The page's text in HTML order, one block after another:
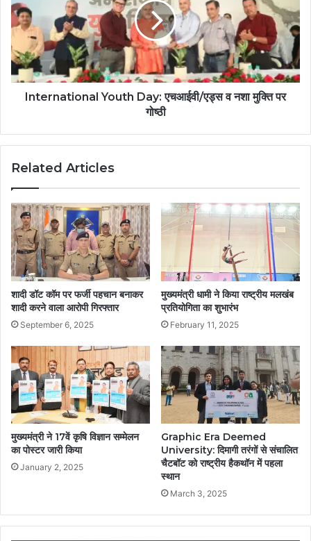
International Youth Day: एचआईवी/एड्स व नशा मुक्ति पर
गोष्ठी
Related Articles
शादी डॉट कॉम पर फर्जी पहचान बनाकर
शादी करने वाला आरोपी गिरफ्तार
September 6, 2025
मुख्यमंत्री धामी ने किया राष्ट्रीय मलखंब
प्रतियोगिता का शुभारंभ
February 11, 2025
मुख्यमंत्री ने 17वें कृषि विज्ञान सम्मेलन
का पोस्टर जारी किया
January 2, 2025
Graphic Era Deemed
University: दिमागी तरंगों से संचालित
चैटबॉट को राष्ट्रीय हैकथॉन में पहला
स्थान
March 3, 2025